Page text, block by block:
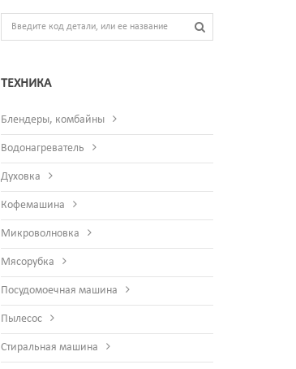
ТЕХНИКА
Блендеры, комбайны
Водонагреватель
Духовка
Кофемашина
Микроволновка
Мясорубка
Посудомоечная машина
Пылесос
Стиральная машина